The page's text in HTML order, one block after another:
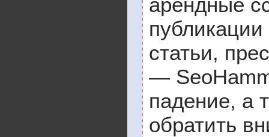
статьи,
—
падение, а
обратить